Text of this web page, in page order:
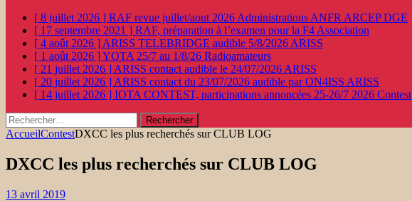
[ 8 juillet 2026 ] RAF revue juillet/aout 2026 Administrations ANFR ARCEP DGE
[ 17 septembre 2021 ] RAF, préparation à l’examen pour la F4 Association
[ 4 août 2026 ] ARISS TELEBRIDGE audible 5/8/2026 ARISS
[ 1 août 2026 ]YOTA 25/7 au 1/8/26 Radioamateurs
[ 21 juillet 2026 ] ARISS contact audible le 24/07/2026 ARISS
[ 20 juillet 2026 ] ARISS contact du 23/07/2026 audible par ON4ISS ARISS
[ 14 juillet 2026 ] IOTA CONTEST, participations annoncées 25-26/7 2026 Contest
Rechercher :
AccueilContestDXCC les plus recherchés sur CLUB LOG
DXCC les plus recherchés sur CLUB LOG
13 avril 2019